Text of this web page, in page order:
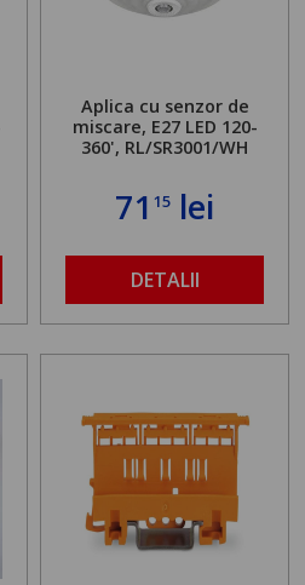
Aplica cu senzor de
miscare, E27 LED 120-
360', RL/SR3001/WH
7115 lei
DETALII